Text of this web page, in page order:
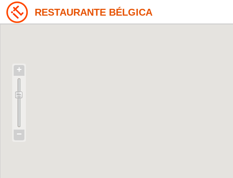
RESTAURANTE BÉLGICA
+
−